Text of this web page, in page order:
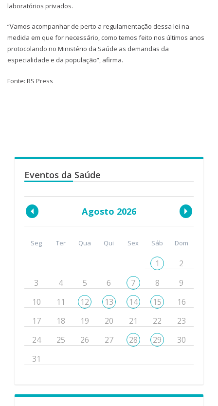
laboratórios privados.
“Vamos acompanhar de perto a regulamentação dessa lei na
medida em que for necessário, como temos feito nos últimos anos
protocolando no Ministério da Saúde as demandas da
especialidade e da população”, afirma.
Fonte: RS Press
Eventos da Saúde
Agosto 2026
Seg Ter Qua Qui Sex Sáb Dom
1
2
3
4 5 6 7 8
9
10
11 12 13 14 15
16
17
18 19 20 21 22
23
24
25 26 27 28 29
30
31